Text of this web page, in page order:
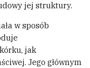
jej struktury.
w sposób
jak
Jego głównym